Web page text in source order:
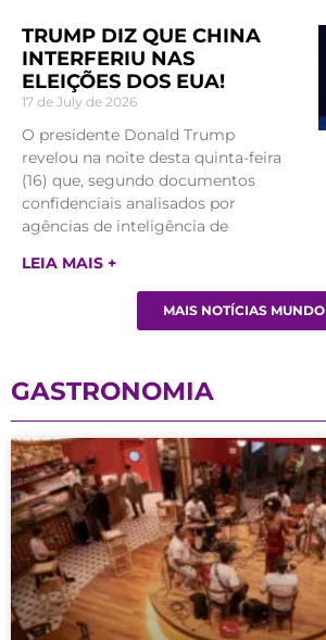
TRUMP DIZ QUE CHINA
INTERFERIU NAS
ELEIÇÕES DOS EUA!
17 de July de 2026
O presidente Donald Trump
revelou na noite desta quinta-feira
(16) que, segundo documentos
confidenciais analisados por
agências de inteligência de
LEIA MAIS +
MAIS NOTÍCIAS MUNDO
GASTRONOMIA